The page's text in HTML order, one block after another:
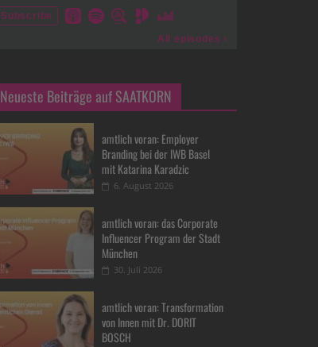
Neueste Beiträge auf SAATKORN
amtlich voran: Employer
Branding bei der IWB Basel
mit Katarina Karadzic
6. August 2026
amtlich voran: das Corporate
Influencer Program der Stadt
München
30. Juli 2026
amtlich voran: Transformation
von Innen mit Dr. DORIT
BOSCH